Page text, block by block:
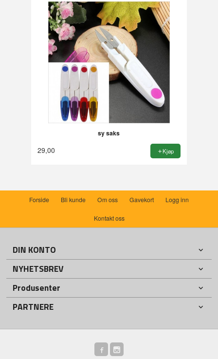
sy saks
29,00 Kjøp
Forside Bli kunde Om oss Gavekort Logg inn
Kontakt oss
DIN KONTO
NYHETSBREV
Produsenter
PARTNERE